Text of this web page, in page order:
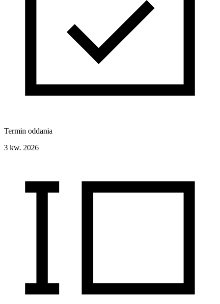
Termin oddania
3 kw. 2026